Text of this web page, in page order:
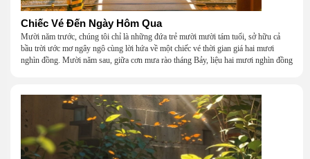
Chiếc Vé Đến Ngày Hôm Qua
Mười năm trước, chúng tôi chỉ là những đứa trẻ mười mười tám tuổi, sở hữu cả
bầu trời ước mơ ngây ngô cùng lời hứa về một chiếc vé thời gian giá hai mươi
nghìn đồng. Mười năm sau, giữa cơn mưa rào tháng Bảy, liệu hai mươi nghìn đồng